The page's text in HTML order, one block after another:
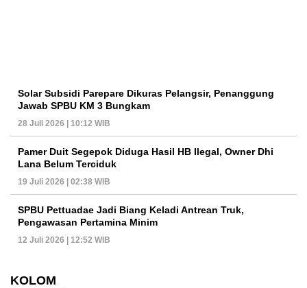
Solar Subsidi Parepare Dikuras Pelangsir, Penanggung
Jawab SPBU KM 3 Bungkam
28 Juli 2026 | 10:12 WIB
Pamer Duit Segepok Diduga Hasil HB Ilegal, Owner Dhi
Lana Belum Terciduk
19 Juli 2026 | 02:38 WIB
SPBU Pettuadae Jadi Biang Keladi Antrean Truk,
Pengawasan Pertamina Minim
12 Juli 2026 | 12:52 WIB
KOLOM